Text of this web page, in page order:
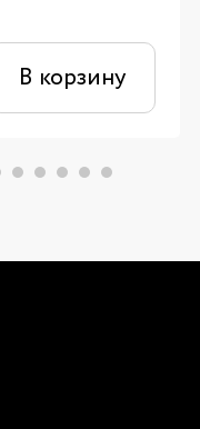
В корзину